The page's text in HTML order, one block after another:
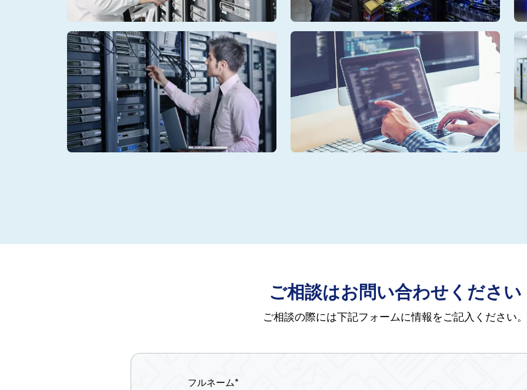
ご相談はお問い合わせください
ご相談の際には下記フォームに情報をご記入ください。
フルネーム*